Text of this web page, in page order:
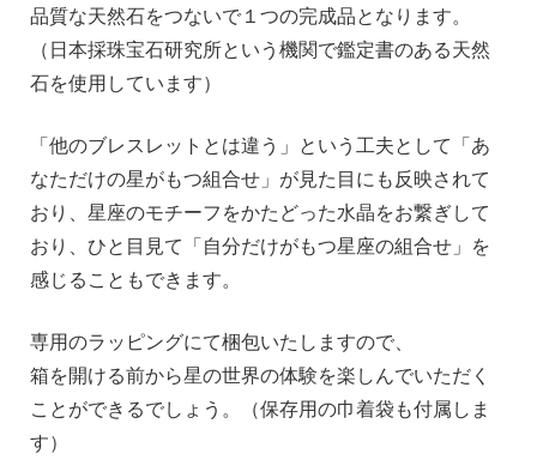
品質な天然石をつないで１つの完成品となります。
（日本採珠宝石研究所という機関で鑑定書のある天然
石を使用しています）
「他のブレスレットとは違う」という工夫として「あ
なただけの星がもつ組合せ」が見た目にも反映されて
おり、星座のモチーフをかたどった水晶をお繋ぎして
おり、ひと目見て「自分だけがもつ星座の組合せ」を
感じることもできます。
専用のラッピングにて梱包いたしますので、
箱を開ける前から星の世界の体験を楽しんでいただく
ことができるでしょう。（保存用の巾着袋も付属しま
す）